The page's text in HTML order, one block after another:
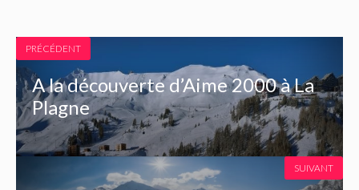
PRÉCÉDENT
A la découverte d’Aime 2000 à La
Plagne
SUIVANT